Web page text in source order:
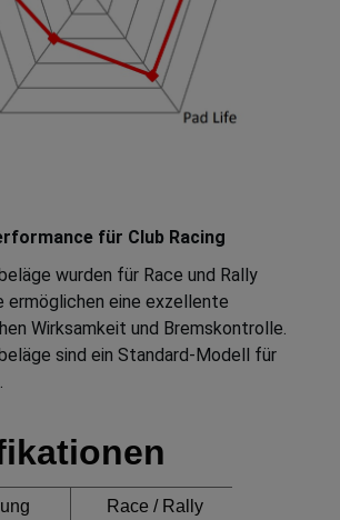
für Club Racing
wurden für Race und Rally
ermöglichen eine exzellente
Wirksamkeit und Bremskontrolle.
sind ein Standard-Modell für
Race / Rally